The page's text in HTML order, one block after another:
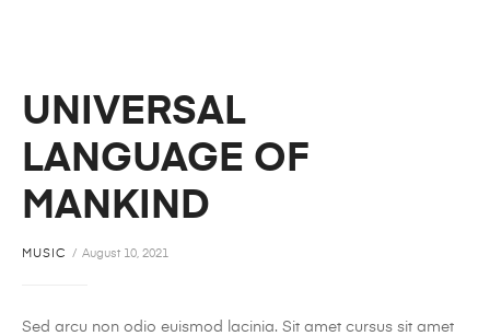
UNIVERSAL
LANGUAGE OF
MANKIND
MUSIC August 10, 2021
Sed arcu non odio euismod lacinia. Sit amet cursus sit amet